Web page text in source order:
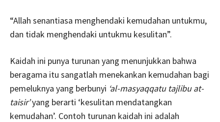
“Allah senantiasa menghendaki kemudahan untukmu,
dan tidak menghendaki untukmu kesulitan”.
Kaidah ini punya turunan yang menunjukkan bahwa
beragama itu sangatlah menekankan kemudahan bagi
pemeluknya yang berbunyi ‘al-masyaqqatu tajlibu at-
taisir’yang berarti ‘kesulitan mendatangkan
kemudahan’. Contoh turunan kaidah ini adalah